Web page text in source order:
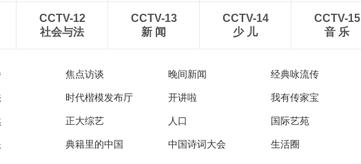
CCTV-12
社会与法
CCTV-13
新 闻
CCTV-14
少 儿
CCTV-15
音 乐
焦点访谈 晚间新闻 经典咏流传
时代楷模发布厅 开讲啦 我有传家宝
正大综艺 人口 国际艺苑
典籍里的中国 中国诗词大会 生活圈